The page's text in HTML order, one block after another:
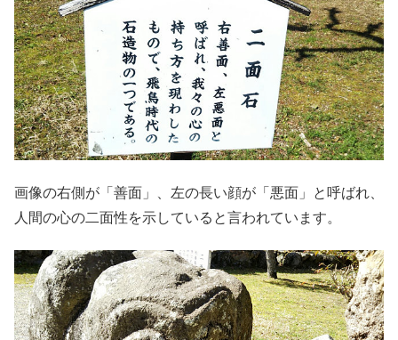
画像の右側が「善面」、左の長い顔が「悪面」と呼ばれ、
人間の心の二面性を示していると言われています。